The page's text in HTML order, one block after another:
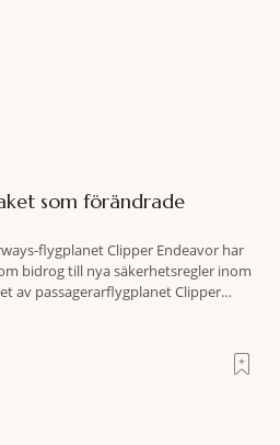
som förändrade
flygplanet Clipper Endeavor har
bidrog till nya säkerhetsregler inom
av passagerarflygplanet Clipper
hjälp